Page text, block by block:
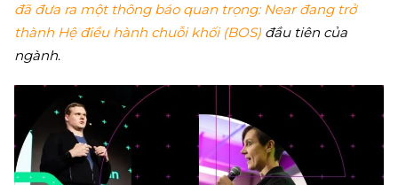
đã đưa ra một thông báo quan trọng: Near đang trở
thành Hệ điều hành chuỗi khối (BOS) đầu tiên của
ngành.